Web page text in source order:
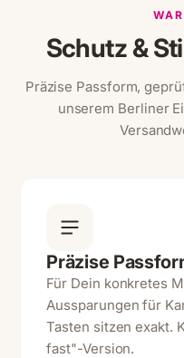
Schutz &
Präzise Passform,
unserem Berliner
Präzise
Für Dein konkretes
Aussparungen für
Tasten sitzen exakt.
fast"-Version.